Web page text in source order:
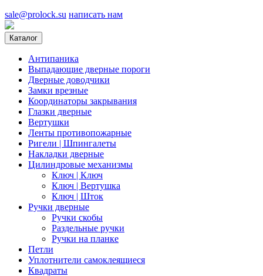
sale@prolock.su написать нам
Каталог
Антипаника
Выпадающие дверные пороги
Дверные доводчики
Замки врезные
Координаторы закрывания
Глазки дверные
Вертушки
Ленты противопожарные
Ригели | Шпингалеты
Накладки дверные
Цилиндровые механизмы
Ключ | Ключ
Ключ | Вертушка
Ключ | Шток
Ручки дверные
Ручки скобы
Раздельные ручки
Ручки на планке
Петли
Уплотнители самоклеящиеся
Квадраты